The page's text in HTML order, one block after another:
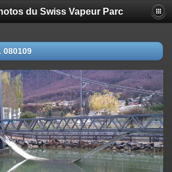
du Swiss Vapeur Parc
080109